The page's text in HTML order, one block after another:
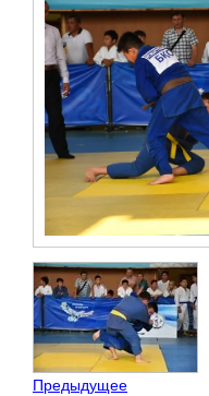
Предыдущее